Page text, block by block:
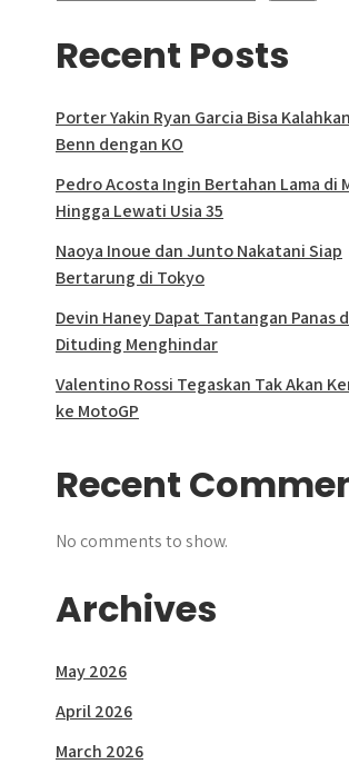
Recent Posts
Porter Yakin Ryan Garcia Bisa
Benn dengan KO
Pedro Acosta Ingin Bertahan Lama di
Hingga Lewati Usia 35
Naoya Inoue dan Junto Nakatani Siap
Bertarung di Tokyo
Devin Haney Dapat Tantangan Panas
Dituding Menghindar
Valentino Rossi Tegaskan Tak Akan
ke MotoGP
Recent
No comments to show.
Archives
May 2026
April 2026
March 2026